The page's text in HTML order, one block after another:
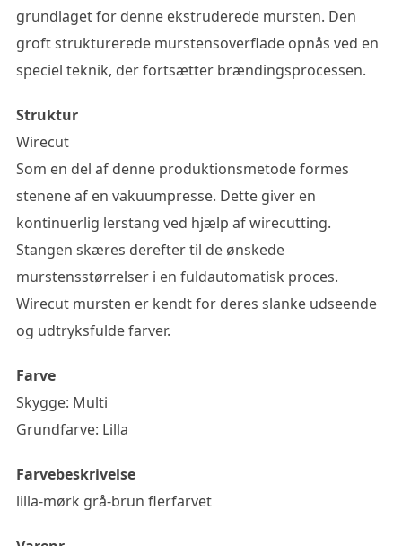
grundlaget for denne ekstruderede mursten. Den
groft strukturerede murstensoverflade opnås ved en
speciel teknik, der fortsætter brændingsprocessen.
Struktur
Wirecut
Som en del af denne produktionsmetode formes
stenene af en vakuumpresse. Dette giver en
kontinuerlig lerstang ved hjælp af wirecutting.
Stangen skæres derefter til de ønskede
murstensstørrelser i en fuldautomatisk proces.
Wirecut mursten er kendt for deres slanke udseende
og udtryksfulde farver.
Farve
Skygge: Multi
Grundfarve: Lilla
Farvebeskrivelse
lilla-mørk grå-brun flerfarvet